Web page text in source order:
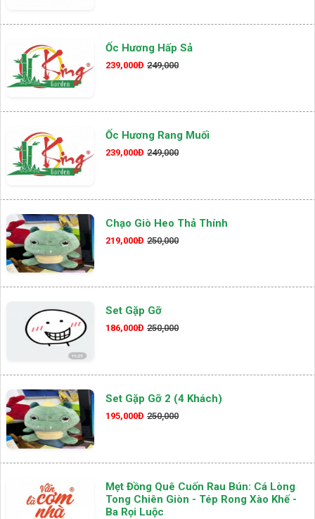
Ốc Hương Hấp Sả
239,000Đ 249,000
Ốc Hương Rang Muối
239,000Đ 249,000
Chạo Giò Heo Thả Thính
219,000Đ 250,000
Set Gặp Gỡ
186,000Đ 250,000
Set Gặp Gỡ 2 (4 Khách)
195,000Đ 250,000
Mẹt Đồng Quê Cuốn Rau Bún: Cá Lòng
Tong Chiên Giòn - Tép Rong Xào Khế -
Ba Rọi Luộc